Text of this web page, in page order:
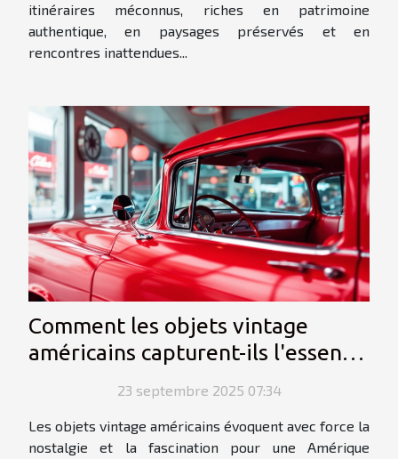
itinéraires méconnus, riches en patrimoine
authentique, en paysages préservés et en
rencontres inattendues...
Comment les objets vintage
américains capturent-ils l'essence
23 septembre 2025 07:34
Les objets vintage américains évoquent avec force la
nostalgie et la fascination pour une Amérique